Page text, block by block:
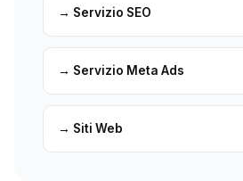
→ Servizio SEO
→ Servizio Meta Ads
→ Siti Web